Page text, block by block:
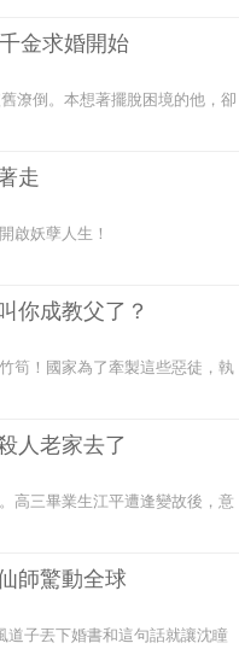
金求婚開始
潦倒。本想著擺脫困境的他，卻
走
啟妖孽人生！
你成教父了？
筍！國家為了牽製這些惡徒，執
人老家去了
高三畢業生江平遭逢變故後，意
師驚動全球
道子丟下婚書和這句話就讓沈瞳